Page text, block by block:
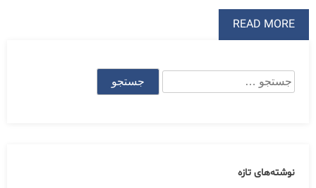
READ MORE
جستجو
برای:
نوشته‌های تازه